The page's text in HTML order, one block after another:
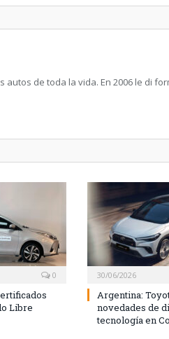
autos de toda la vida. En 2006 le di
0
Libre
30/06/2026
Argentina:
novedades de
tecnología en